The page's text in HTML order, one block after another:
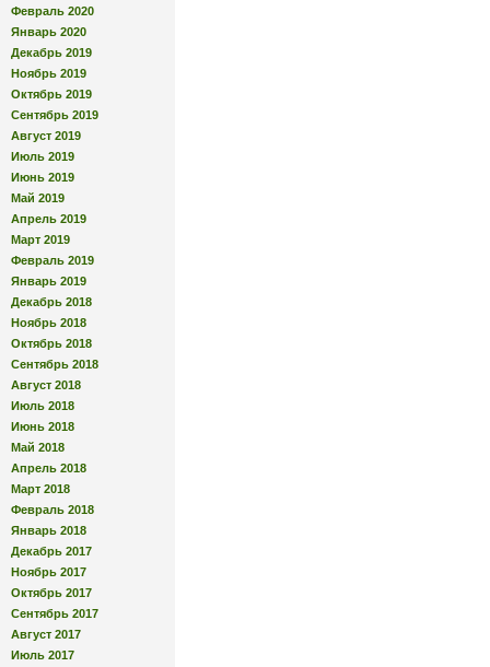
Февраль 2020
Январь 2020
Декабрь 2019
Ноябрь 2019
Октябрь 2019
Сентябрь 2019
Август 2019
Июль 2019
Июнь 2019
Май 2019
Апрель 2019
Март 2019
Февраль 2019
Январь 2019
Декабрь 2018
Ноябрь 2018
Октябрь 2018
Сентябрь 2018
Август 2018
Июль 2018
Июнь 2018
Май 2018
Апрель 2018
Март 2018
Февраль 2018
Январь 2018
Декабрь 2017
Ноябрь 2017
Октябрь 2017
Сентябрь 2017
Август 2017
Июль 2017